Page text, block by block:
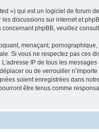
») qui est un logiciel de forum
discussions sur internet et
concernant phpBB, veuillez
menaçant,
Si vous ne respectez pas ces
IP de tous les
ou de verrouiller
soient enregistrées dans
être tenus comme